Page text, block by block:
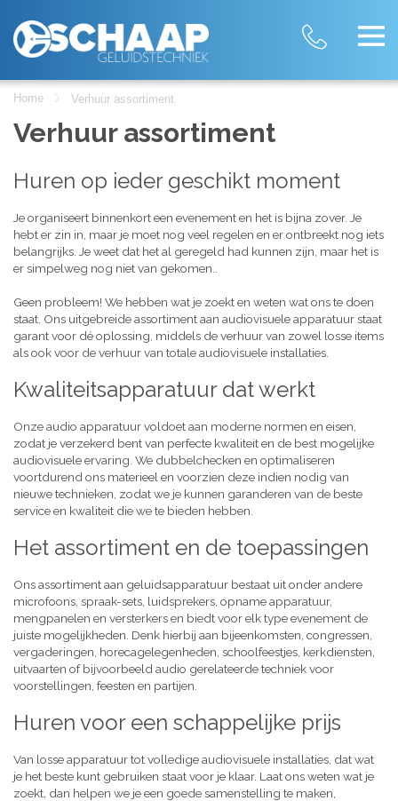
Home Verhuur assortiment
Verhuur assortiment
Huren op ieder geschikt moment
Je organiseert binnenkort een evenement en het is bijna zover. Je
hebt er zin in, maar je moet nog veel regelen en er ontbreekt nog iets
belangrijks. Je weet dat het al geregeld had kunnen zijn, maar het is
er simpelweg nog niet van gekomen..
Geen probleem! We hebben wat je zoekt en weten wat ons te doen
staat. Ons uitgebreide assortiment aan audiovisuele apparatuur staat
garant voor dé oplossing, middels de verhuur van zowel losse items
als ook voor de verhuur van totale audiovisuele installaties.
Kwaliteitsapparatuur dat werkt
Onze audio apparatuur voldoet aan moderne normen en eisen,
zodat je verzekerd bent van perfecte kwaliteit en de best mogelijke
audiovisuele ervaring. We dubbelchecken en optimaliseren
voortdurend ons materieel en voorzien deze indien nodig van
nieuwe technieken, zodat we je kunnen garanderen van de beste
service en kwaliteit die we te bieden hebben.
Het assortiment en de toepassingen
Ons assortiment aan geluidsapparatuur bestaat uit onder andere
microfoons, spraak-sets, luidsprekers, opname apparatuur,
mengpanelen en versterkers en biedt voor elk type evenement de
juiste mogelijkheden. Denk hierbij aan bijeenkomsten, congressen,
vergaderingen, horecagelegenheden, schoolfeestjes, kerkdiensten,
uitvaarten of bijvoorbeeld audio gerelateerde techniek voor
voorstellingen, feesten en partijen.
Huren voor een schappelijke prijs
Van losse apparatuur tot volledige audiovisuele installaties, dat wat
je het beste kunt gebruiken staat voor je klaar. Laat ons weten wat je
zoekt, dan helpen we je een goede samenstelling te maken,